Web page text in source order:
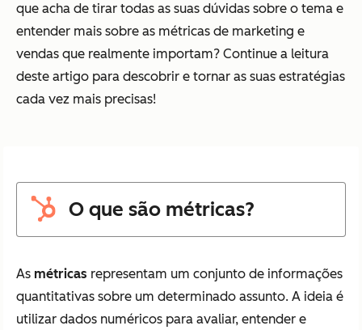
que acha de tirar todas as suas dúvidas sobre o tema e
entender mais sobre as métricas de marketing e
vendas que realmente importam? Continue a leitura
deste artigo para descobrir e tornar as suas estratégias
cada vez mais precisas!
O que são métricas?
As métricas representam um conjunto de informações
quantitativas sobre um determinado assunto. A ideia é
utilizar dados numéricos para avaliar, entender e